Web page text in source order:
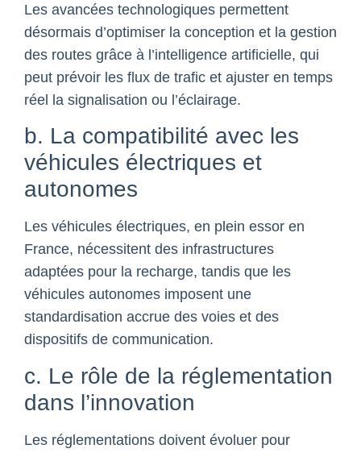
Les avancées technologiques permettent
désormais d’optimiser la conception et la gestion
des routes grâce à l’intelligence artificielle, qui
peut prévoir les flux de trafic et ajuster en temps
réel la signalisation ou l’éclairage.
b. La compatibilité avec les
véhicules électriques et
autonomes
Les véhicules électriques, en plein essor en
France, nécessitent des infrastructures
adaptées pour la recharge, tandis que les
véhicules autonomes imposent une
standardisation accrue des voies et des
dispositifs de communication.
c. Le rôle de la réglementation
dans l’innovation
Les réglementations doivent évoluer pour